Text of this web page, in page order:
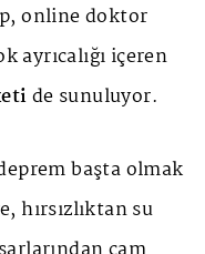
online doktor
ayrıcalığı içeren
de sunuluyor.
başta olmak
hırsızlıktan su